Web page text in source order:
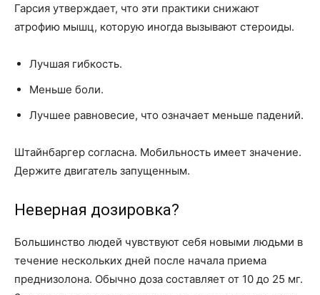
Гарсия утверждает, что эти практики снижают
атрофию мышц, которую иногда вызывают стероиды.
Лучшая гибкость.
Меньше боли.
Лучшее равновесие, что означает меньше падений.
Штайнбаргер согласна. Мобильность имеет значение.
Держите двигатель запущенным.
Неверная дозировка?
Большинство людей чувствуют себя новыми людьми в
течение нескольких дней после начала приема
преднизолона. Обычно доза составляет от 10 до 25 мг.